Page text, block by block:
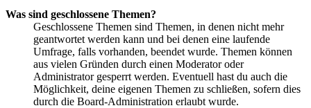
Was sind geschlossene Themen?
Geschlossene Themen sind Themen, in denen nicht mehr
geantwortet werden kann und bei denen eine laufende
Umfrage, falls vorhanden, beendet wurde. Themen können
aus vielen Gründen durch einen Moderator oder
Administrator gesperrt werden. Eventuell hast du auch die
Möglichkeit, deine eigenen Themen zu schließen, sofern dies
durch die Board-Administration erlaubt wurde.